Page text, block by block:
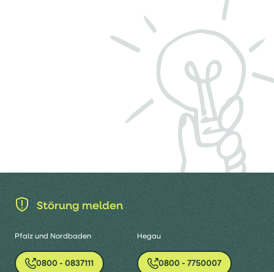
Störung melden
Pfalz und Nordbaden
0800 - 0837111
Hegau
0800 - 7750007